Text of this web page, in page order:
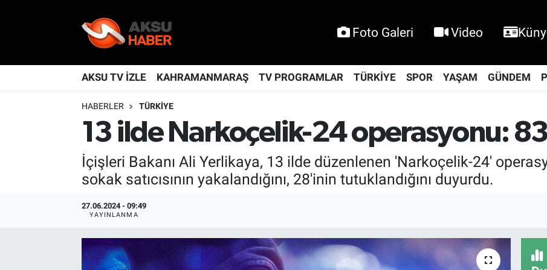
Foto Galeri Video
AKSU TV İZLE KAHRAMANMARAŞ TV PROGRAMLAR TÜRKİYE SPOR YAŞAM GÜNDEM
HABERLER TÜRKİYE
13 ilde Narkoçelik-24 operasyonu:
İçişleri Bakanı Ali Yerlikaya, 13 ilde düzenlenen 'Narkoçelik-24'
sokak satıcısının yakalandığını, 28'inin tutuklandığını duyurdu.
27.06.2024 - 09:49
YAYINLANMA
KAHRAMANMARAŞ
Nöbetçi Eczaneler
Hava Durumu
Kahramanmaraş Namaz Vakitleri
Trafik Durumu
TFF 2.Lig Kırmızı Grup Puan Durumu ve Fikstür
Tüm Manşetler
Haber Arşivi